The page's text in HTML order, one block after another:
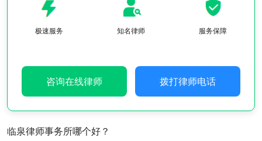
极速服务 知名律师 服务保障
咨询在线律师 拨打律师电话
临泉律师事务所哪个好？